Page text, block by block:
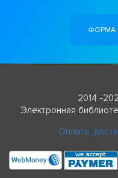
ФОРМА
2014 -
Электронная
Оплата,